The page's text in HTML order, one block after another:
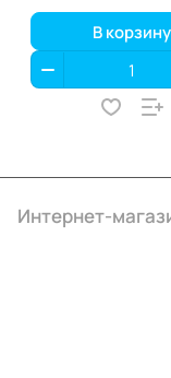
В корзину
Интернет-